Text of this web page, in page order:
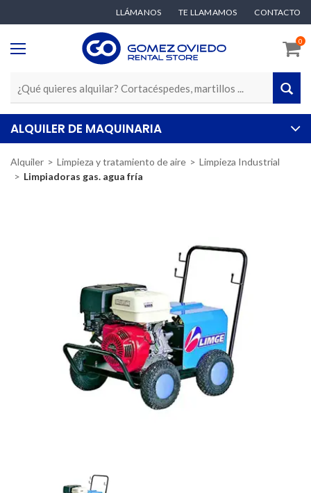
LLÁMANOS TE LLAMAMOS CONTACTO
0
ALQUILER DE MAQUINARIA
Alquiler Limpieza y tratamiento de aire
Limpieza Industrial
Limpiadoras gas. agua fría